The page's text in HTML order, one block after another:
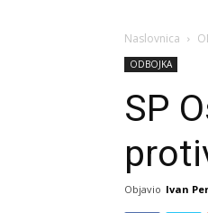
Naslovnica
ODBOJKA
SP
Objavio Ivan